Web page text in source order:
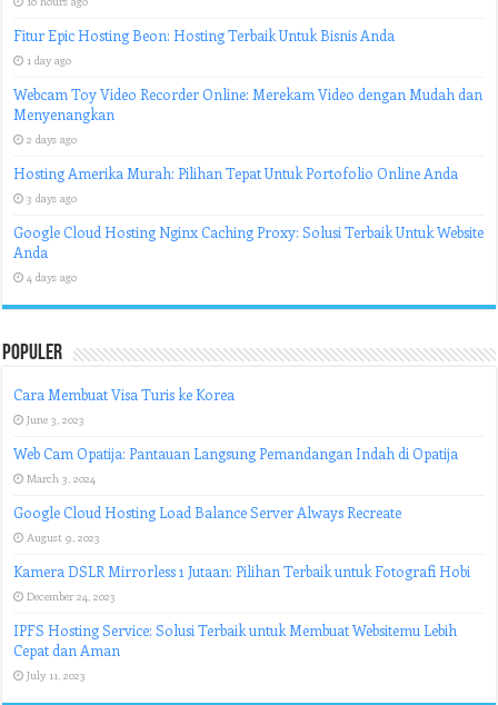
Fitur Epic Hosting Beon: Hosting Terbaik Untuk Bisnis Anda
1 day ago
Webcam Toy Video Recorder Online: Merekam Video dengan Mudah dan
Menyenangkan
2 days ago
Hosting Amerika Murah: Pilihan Tepat Untuk Portofolio Online Anda
3 days ago
Google Cloud Hosting Nginx Caching Proxy: Solusi Terbaik Untuk Website
Anda
4 days ago
Populer
Cara Membuat Visa Turis ke Korea
June 3, 2023
Web Cam Opatija: Pantauan Langsung Pemandangan Indah di Opatija
March 3, 2024
Google Cloud Hosting Load Balance Server Always Recreate
August 9, 2023
Kamera DSLR Mirrorless 1 Jutaan: Pilihan Terbaik untuk Fotografi Hobi
December 24, 2023
IPFS Hosting Service: Solusi Terbaik untuk Membuat Websitemu Lebih
Cepat dan Aman
July 11, 2023